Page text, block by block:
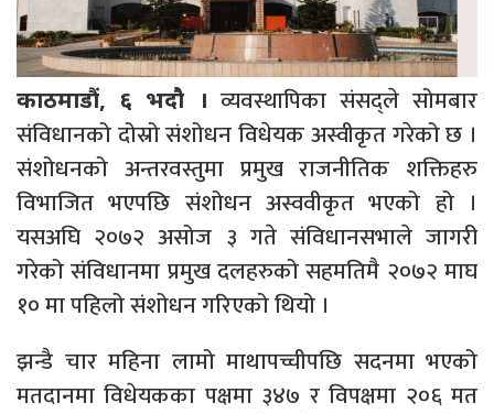
काठमाडौं, ६ भदौ । व्यवस्थापिका संसद्ले सोमबार
संविधानको दोस्रो संशोधन विधेयक अस्वीकृत गरेको छ ।
संशोधनको अन्तरवस्तुमा प्रमुख राजनीतिक शक्तिहरु
विभाजित भएपछि संशोधन अस्ववीकृत भएको हो ।
यसअघि २०७२ असोज ३ गते संविधानसभाले जागरी
गरेको संविधानमा प्रमुख दलहरुको सहमतिमै २०७२ माघ
१० मा पहिलो संशोधन गरिएको थियो ।
झन्डै चार महिना लामो माथापच्चीपछि सदनमा भएको
मतदानमा विधेयकका पक्षमा ३४७ र विपक्षमा २०६ मत